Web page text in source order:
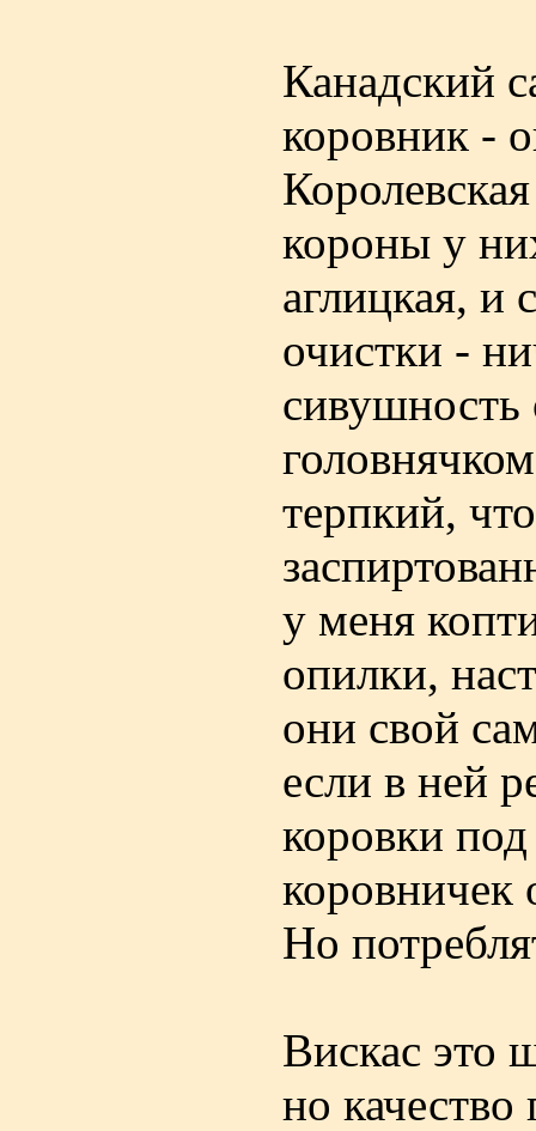
Канадский
коровник -
короны у
аглицкая, и
очистки -
сивушность
терпкий,
у меня
опилки,
они свой
если в ней
коровки
коровничек
Но
Вискас это
но